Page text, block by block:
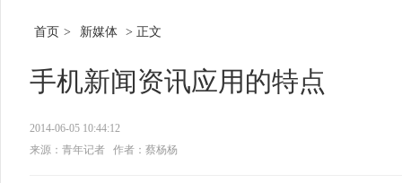
首页 > 新媒体 > 正文
手机新闻资讯应用的特点
2014-06-05 10:44:12
来源：青年记者
作者：蔡杨杨